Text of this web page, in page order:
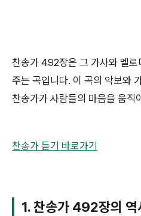
찬송가 492장은 그 가사와 멜로
주는 곡입니다. 이 곡의 악보와
찬송가가 사람들의 마음을 움직
찬송가 듣기 바로가기
1. 찬송가 492장의 역